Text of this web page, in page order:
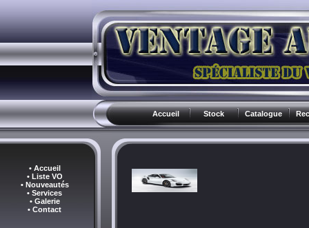
Accueil Stock Catalogue
• Accueil
• Liste VO
• Nouveautés
• Services
• Galerie
• Contact